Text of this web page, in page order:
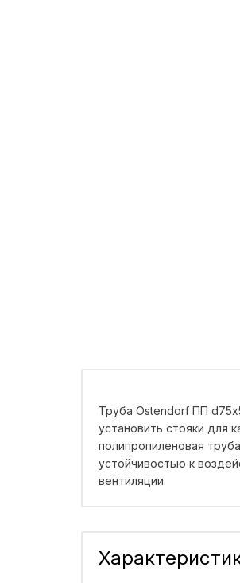
Труба Ostendorf ПП
установить стояки для
полипропиленовая
устойчивостью к
вентиляции.